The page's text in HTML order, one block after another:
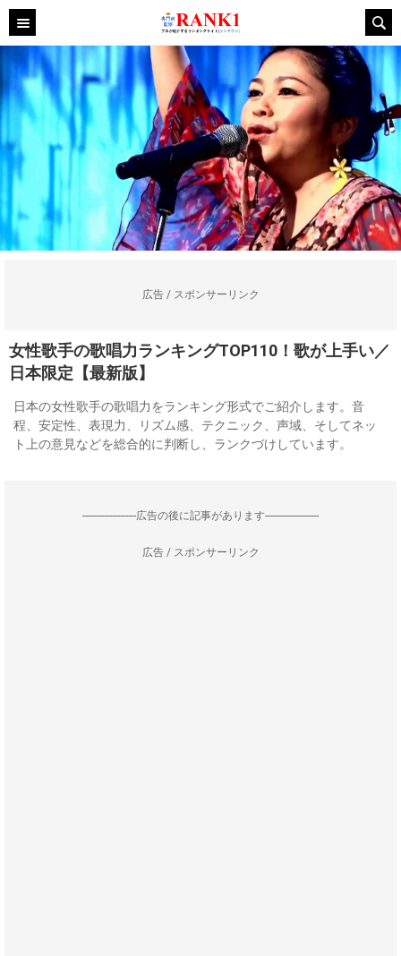
広告 / スポンサーリンク
女性歌手の歌唱力ランキングTOP110！歌が上手い／
日本限定【最新版】
日本の女性歌手の歌唱力をランキング形式でご紹介します。音
程、安定性、表現力、リズム感、テクニック、声域、そしてネッ
ト上の意見などを総合的に判断し、ランクづけしています。
--------------------広告の後に記事があります--------------------
広告 / スポンサーリンク